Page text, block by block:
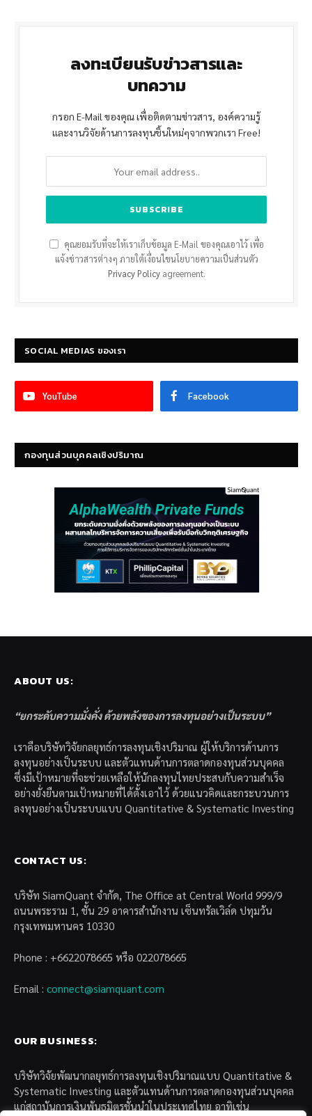
ลงทะเบียนรับข่าวสารและ
บทความ
กรอก E-Mail ของคุณ เพื่อติดตามข่าวสาร, องค์ความรู้
และงานวิจัยด้านการลงทุนชิ้นใหม่ๆจากพวกเรา Free!
คุณยอมรับที่จะให้เราเก็บข้อมูล E-Mail ของคุณเอาไว้ เพื่อ
แจ้งข่าวสารต่างๆ ภายใต้เงื่อนไขนโยบายความเป็นส่วนตัว
Privacy Policyagreement.
SOCIAL MEDIAS ของเรา
YouTube Facebook
กองทุนส่วนบุคคลเชิงปริมาณ
ABOUT US:
“ยกระดับความมั่งคั่ง ด้วยพลังของการลงทุนอย่างเป็นระบบ”
เราคือบริษัทวิจัยกลยุทธ์การลงทุนเชิงปริมาณ ผู้ให้บริการด้านการ
ลงทุนอย่างเป็นระบบ และตัวแทนด้านการตลาดกองทุนส่วนบุคคล
ซึ่งมีเป้าหมายที่จะช่วยเหลือให้นักลงทุนไทยประสบกับความสำเร็จ
อย่างยั่งยืนตามเป้าหมายที่ได้ตั้งเอาไว้ ด้วยแนวคิดและกระบวนการ
ลงทุนอย่างเป็นระบบแบบ Quantitative & Systematic Investing
CONTACT US:
บริษัท SiamQuant จำกัด, The Office at Central World 999/9
ถนนพระราม 1, ชั้น 29 อาคารสำนักงาน เซ็นทรัลเวิล์ด ปทุมวัน
กรุงเทพมหานคร 10330
Phone : +6622078665 หรือ 022078665
Email : connect@siamquant.com
OUR BUSINESS:
บริษัทวิจัยพัฒนากลยุทธ์การลงทุนเชิงปริมาณแบบ Quantitative &
Systematic Investing และตัวแทนด้านการตลาดกองทุนส่วนบุคคล
แก่สถาบันการเงินพันธมิตรชั้นนำในประเทศไทย อาทิเช่น